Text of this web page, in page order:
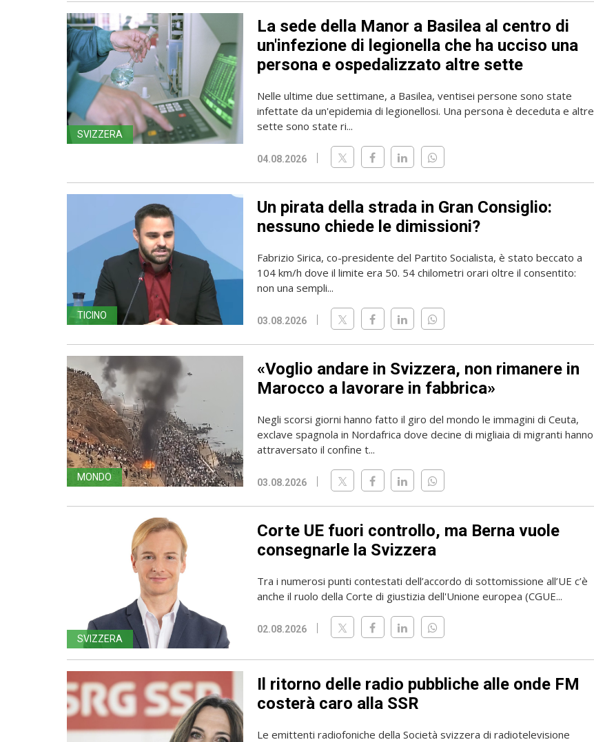
SVIZZERA
La sede della Manor a Basilea al centro di
un'infezione di legionella che ha ucciso una
persona e ospedalizzato altre sette
Nelle ultime due settimane, a Basilea, ventisei persone sono state
infettate da un'epidemia di legionellosi. Una persona è deceduta e altre
sette sono state ri...
04.08.2026
TICINO
Un pirata della strada in Gran Consiglio:
nessuno chiede le dimissioni?
Fabrizio Sirica, co-presidente del Partito Socialista, è stato beccato a
104 km/h dove il limite era 50. 54 chilometri orari oltre il consentito:
non una sempli...
03.08.2026
MONDO
«Voglio andare in Svizzera, non rimanere in
Marocco a lavorare in fabbrica»
Negli scorsi giorni hanno fatto il giro del mondo le immagini di Ceuta,
exclave spagnola in Nordafrica dove decine di migliaia di migranti hanno
attraversato il confine t...
03.08.2026
SVIZZERA
Corte UE fuori controllo, ma Berna vuole
consegnarle la Svizzera
Tra i numerosi punti contestati dell’accordo di sottomissione all’UE c’è
anche il ruolo della Corte di giustizia dell'Unione europea (CGUE...
02.08.2026
Il ritorno delle radio pubbliche alle onde FM
costerà caro alla SSR
Le emittenti radiofoniche della Società svizzera di radiotelevisione